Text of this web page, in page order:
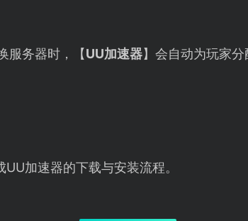
服务器时，【UU加速器】会自动为玩家
加速器的下载与安装流程。